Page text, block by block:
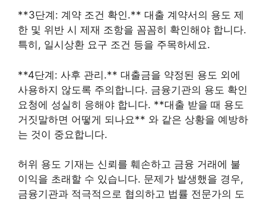
**3단계: 계약 조건 확인.** 대출 계약서의 용도 제
한 및 위반 시 제재 조항을 꼼꼼히 확인해야 합니다.
특히, 일시상환 요구 조건 등을 주목하세요.
**4단계: 사후 관리.** 대출금을 약정된 용도 외에
사용하지 않도록 주의합니다. 금융기관의 용도 확인
요청에 성실히 응해야 합니다. **대출 받을 때 용도
거짓말하면 어떻게 되나요** 와 같은 상황을 예방하
는 것이 중요합니다.
허위 용도 기재는 신뢰를 훼손하고 금융 거래에 불
이익을 초래할 수 있습니다. 문제가 발생했을 경우,
금융기관과 적극적으로 협의하고 법률 전문가의 도